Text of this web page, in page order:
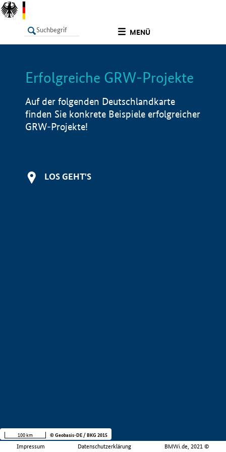
MENÜ
LISTE Info
Erfolgreiche GRW-Projekte
Auf der folgenden Deutschlandkarte
finden Sie konkrete Beispiele erfolgreicher
GRW-Projekte!
LOS GEHT'S
Impressum Datenschutzerklärung BMWi.de, 2021 ©
100 km © Geobasis-DE / BKG 2015